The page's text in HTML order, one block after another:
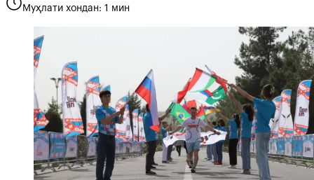
Муҳлати хондан: 1 мин